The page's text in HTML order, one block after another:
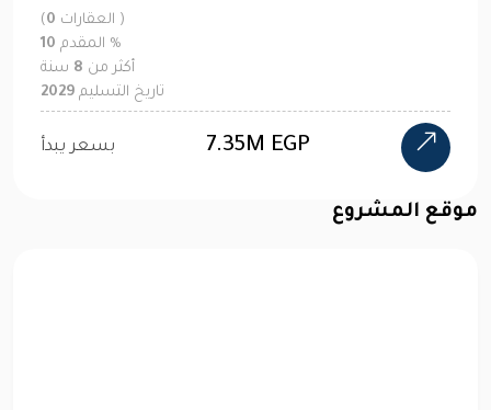
(0
العقارات )
المقدم5
%
أكثر من 12 سنة
تاريخ التسليم 2030
بسعر يبدأ 5.4M EGP
موقع المشروع